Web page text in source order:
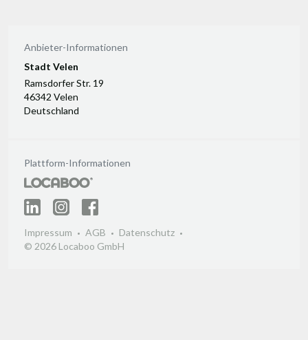
Anbieter-Informationen
Stadt Velen
Ramsdorfer Str. 19
46342 Velen
Deutschland
Plattform-Informationen
Impressum AGB
Datenschutz
© 2026 Locaboo GmbH